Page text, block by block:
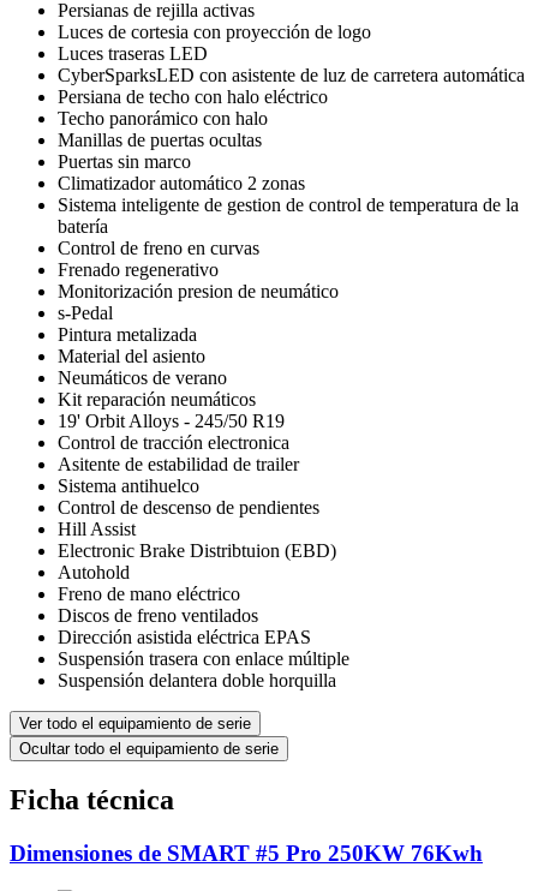
Persianas de rejilla activas
Luces de cortesia con proyección de logo
Luces traseras LED
CyberSparksLED con asistente de luz de carretera automática
Persiana de techo con halo eléctrico
Techo panorámico con halo
Manillas de puertas ocultas
Puertas sin marco
Climatizador automático 2 zonas
Sistema inteligente de gestion de control de temperatura de la
batería
Control de freno en curvas
Frenado regenerativo
Monitorización presion de neumático
s-Pedal
Pintura metalizada
Material del asiento
Neumáticos de verano
Kit reparación neumáticos
19' Orbit Alloys - 245/50 R19
Control de tracción electronica
Asitente de estabilidad de trailer
Sistema antihuelco
Control de descenso de pendientes
Hill Assist
Electronic Brake Distribtuion (EBD)
Autohold
Freno de mano eléctrico
Discos de freno ventilados
Dirección asistida eléctrica EPAS
Suspensión trasera con enlace múltiple
Suspensión delantera doble horquilla
Ver todo el equipamiento de serie
Ocultar todo el equipamiento de serie
Ficha técnica
Dimensiones de SMART #5 Pro 250KW 76Kwh